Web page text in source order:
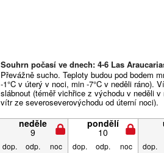
Souhrn počasí ve dnech: 4-6 Las
Převážně sucho. Teploty budou pod bodem
-1°C v úterý v noci, min -7°C v neděli ráno).
slábnout (téměř vichřice z východu v neděli v
vítr ze severoseverovýchodu od úterní noci).
neděle
9
pondělí
10
dop. odp. noc dop. odp. noc dop.